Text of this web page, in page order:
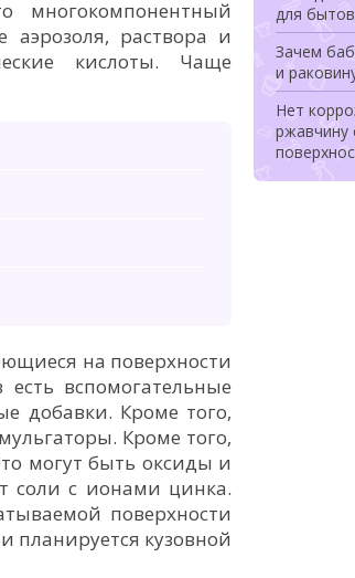
многокомпонентный
раствора и
кислоты. Чаще
на поверхности
вспомогательные
добавки. Кроме того,
Кроме того,
могут быть оксиды и
соли с ионами цинка.
поверхности
планируется кузовной
для
Зачем
и
Нет
ржавчину